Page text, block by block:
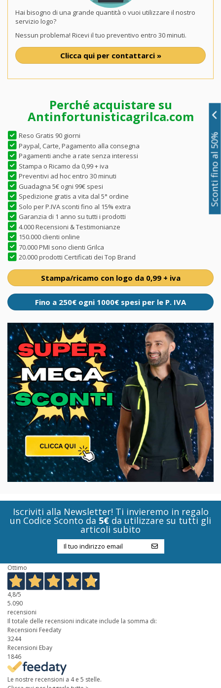
Hai bisogno di una grande quantità o vuoi utilizzare il nostro
servizio logo?
Nessun problema! Ricevi il tuo preventivo entro 30 minuti.
Clicca qui per contattarci »
Perché acquistare su
Antinfortunisticagrilca.com
Reso Gratis 90 giorni
Paypal, Carte, Pagamento alla consegna
Pagamenti anche a rate senza interessi
Stampa o Ricamo da 0,99 + iva
Preventivi ad hoc entro 30 minuti
Guadagna 5€ ogni 99€ spesi
Spedizione gratis a vita dal 5° ordine
Solo per P.IVA sconti fino al 15% extra
Garanzia di 1 anno su tutti i prodotti
4.000 Recensioni & Testimonianze
150.000 clienti online
70.000 PMI sono clienti Grilca
20.000 prodotti Certificati dei Top Brand
Stampa/ricamo con logo da 0,99 + iva
Fino a 250€ ogni 1000€ spesi per le P. IVA
Iscriviti alla Newsletter! Ti invieremo in regalo
un Codice Sconto da 5€ da utilizzare su tutti gli
articoli subito
Ottimo
4,8/5
5.090
recensioni
Il totale delle recensioni indicate include la somma di:
Recensioni Feedaty
3244
Recensioni Ebay
1846
Le nostre recensioni a 4 e 5 stelle.
Sconti fino al 50%